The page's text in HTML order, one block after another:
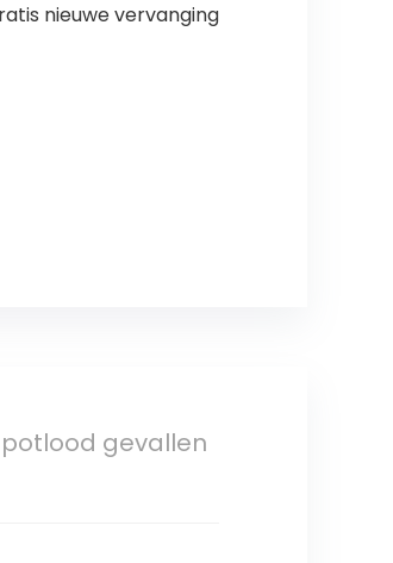
nieuwe vervanging
gevallen